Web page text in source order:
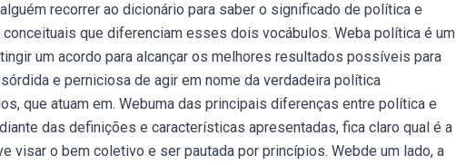
recorrer ao dicionário para saber o significado de política e
que diferenciam esses dois vocábulos. Weba política é um
um acordo para alcançar os melhores resultados possíveis para
e perniciosa de agir em nome da verdadeira política
que atuam em. Webuma das principais diferenças entre política e
das definições e características apresentadas, fica claro qual é a
visar o bem coletivo e ser pautada por princípios. Webde um lado, a